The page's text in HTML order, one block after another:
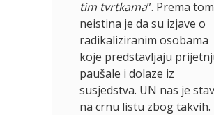
tim tvrtkama”. Prema
neistina je da su izjave o
radikaliziranim osobama
koje predstavljaju
paušale i dolaze iz
susjedstva. UN nas je
na crnu listu zbog takvih.